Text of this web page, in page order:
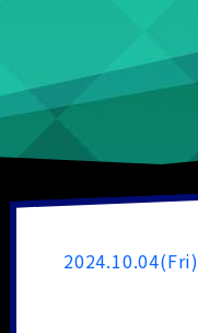
2024.10.04(Fri)